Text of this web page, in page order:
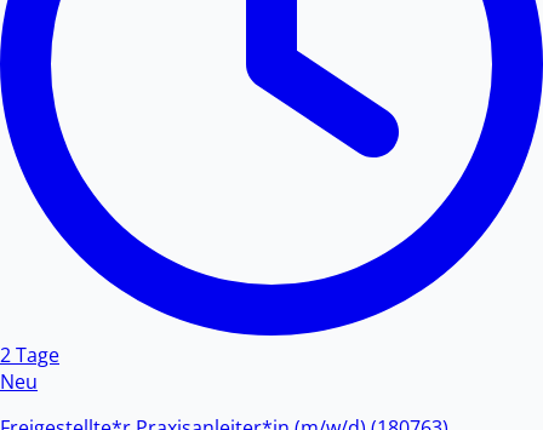
2 Tage
Neu